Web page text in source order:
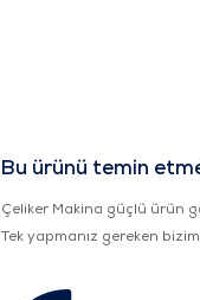
Bu ürünü temin
Çeliker Makina güçlü ürün
Tek yapmanız gereken